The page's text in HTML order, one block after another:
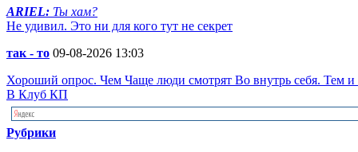
ARIEL: Ты хам?
Не удивил. Это ни для кого тут не секрет
так - то 09-08-2026 13:03
Хороший опрос. Чем Чаще люди смотрят Во внутрь себя. Тем и
В Клуб КП
Рубрики